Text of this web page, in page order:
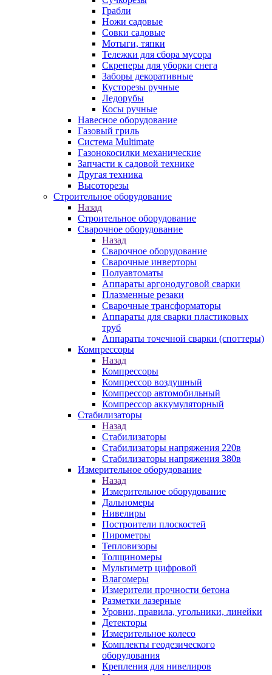
Грабли
Ножи садовые
Совки садовые
Мотыги, тяпки
Тележки для сбора мусора
Скреперы для уборки снега
Заборы декоративные
Кусторезы ручные
Ледорубы
Косы ручные
Навесное оборудование
Газовый гриль
Система Multimate
Газонокосилки механические
Запчасти к садовой технике
Другая техника
Высоторезы
Строительное оборудование
Назад
Строительное оборудование
Сварочное оборудование
Назад
Сварочное оборудование
Сварочные инверторы
Полуавтоматы
Аппараты аргонодуговой сварки
Плазменные резаки
Сварочные трансформаторы
Аппараты для сварки пластиковых
труб
Аппараты точечной сварки (споттеры)
Компрессоры
Назад
Компрессоры
Компрессор воздушный
Компрессор автомобильный
Компрессор аккумуляторный
Стабилизаторы
Назад
Стабилизаторы
Стабилизаторы напряжения 220в
Стабилизаторы напряжения 380в
Измерительное оборудование
Назад
Измерительное оборудование
Дальномеры
Нивелиры
Построители плоскостей
Пирометры
Тепловизоры
Толщиномеры
Мультиметр цифровой
Влагомеры
Измерители прочности бетона
Разметки лазерные
Уровни, правила, угольники, линейки
Детекторы
Измерительное колесо
Комплекты геодезического
оборудования
Крепления для нивелиров